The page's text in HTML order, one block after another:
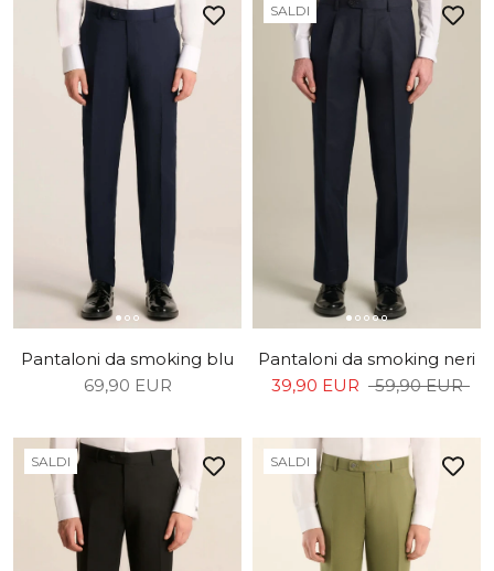
Pantaloni da smoking blu
69,90 EUR
SALDI
Pantaloni da smoking neri
39,90 EUR
59,90 EUR
SALDI SALDI